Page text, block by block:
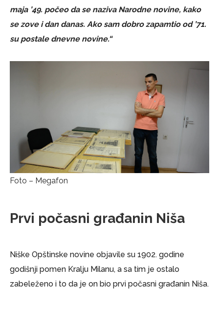
maja ’49. počeo da se naziva Narodne novine, kako
se zove i dan danas. Ako sam dobro zapamtio od ’71.
su postale dnevne novine.“
Foto – Megafon
Prvi počasni građanin Niša
Niške Opštinske novine objavile su 1902. godine
godišnji pomen Kralju Milanu, a sa tim je ostalo
zabeleženo i to da je on bio prvi počasni građanin Niša.